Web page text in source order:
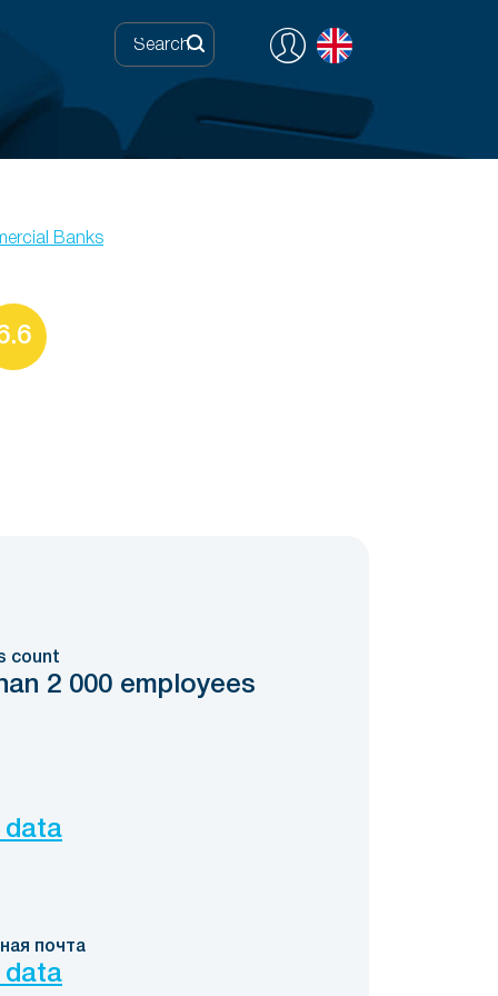
Banks
count
2 000 employees
data
почта
data